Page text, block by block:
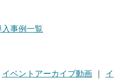
入事例一覧
イベントアーカイブ動画 ｜ イ